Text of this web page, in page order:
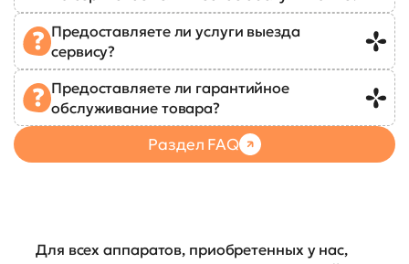
Предоставляете ли услуги выезда
сервису?
Предоставляете ли гарантийное
обслуживание товара?
Раздел FAQ
Для всех аппаратов, приобретенных у нас,